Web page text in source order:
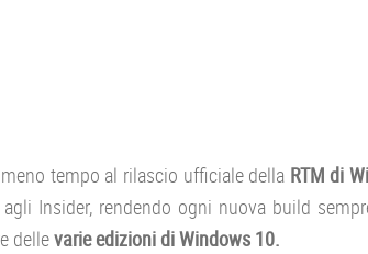
tempo al rilascio ufficiale della RTM di
Insider, rendendo ogni nuova build
dellevarie edizionidi Windows 10.